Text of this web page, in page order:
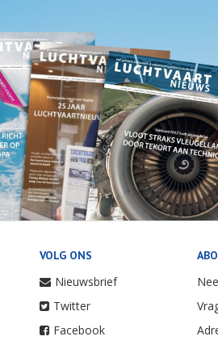
VOLG ONS
Nieuwsbrief
Twitter
Facebook